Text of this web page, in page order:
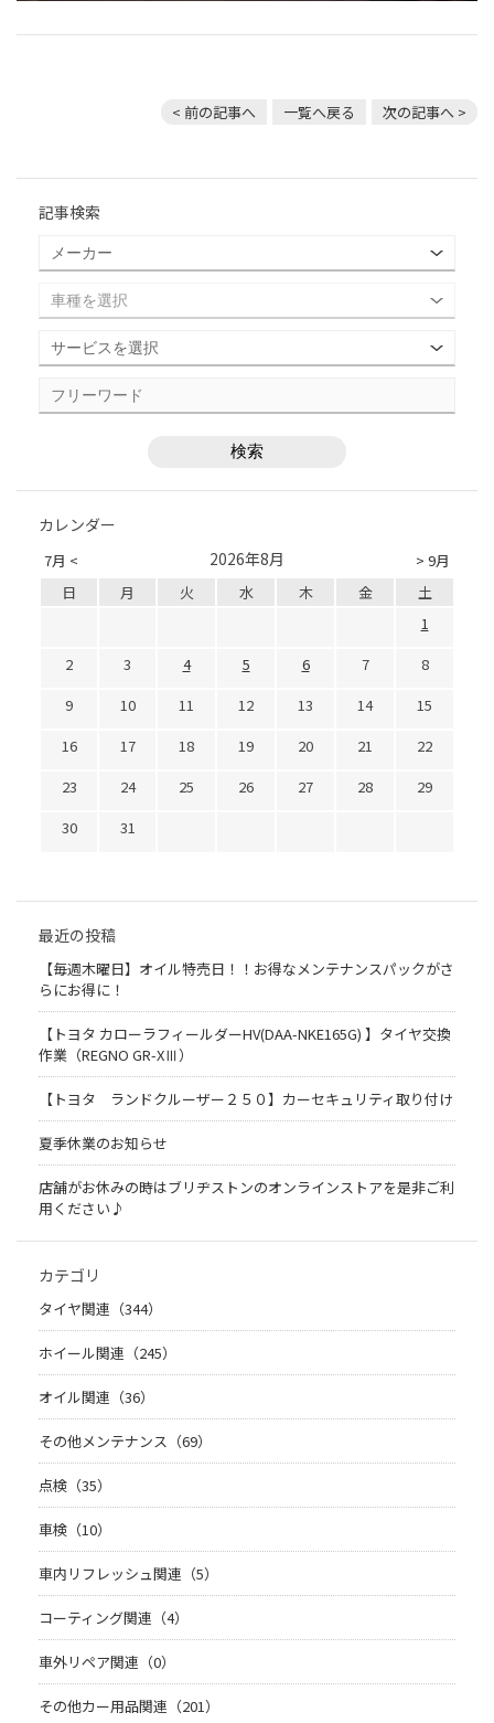
< 前の記事へ 一覧へ戻る 次の記事へ >
記事検索
カレンダー
7月 < > 9月
2026年8月
日 月 火 水 木 金
土
1
2
3 4 5 6 7
8
9
10 11 12 13 14
15
16
17 18 19 20 21
22
23
24 25 26 27 28
29
30
31
最近の投稿
【毎週木曜日】オイル特売日！！お得なメンテナンスパックがさ
らにお得に！
【トヨタ カローラフィールダーHV(DAA-NKE165G) 】タイヤ交換
作業（REGNO GR-XⅢ）
【トヨタ ランドクルーザー２５０】カーセキュリティ取り付け
夏季休業のお知らせ
店舗がお休みの時はブリヂストンのオンラインストアを是非ご利
用ください♪
カテゴリ
タイヤ関連（344）
ホイール関連（245）
オイル関連（36）
その他メンテナンス（69）
点検（35）
車検（10）
車内リフレッシュ関連（5）
コーティング関連（4）
車外リペア関連（0）
その他カー用品関連（201）